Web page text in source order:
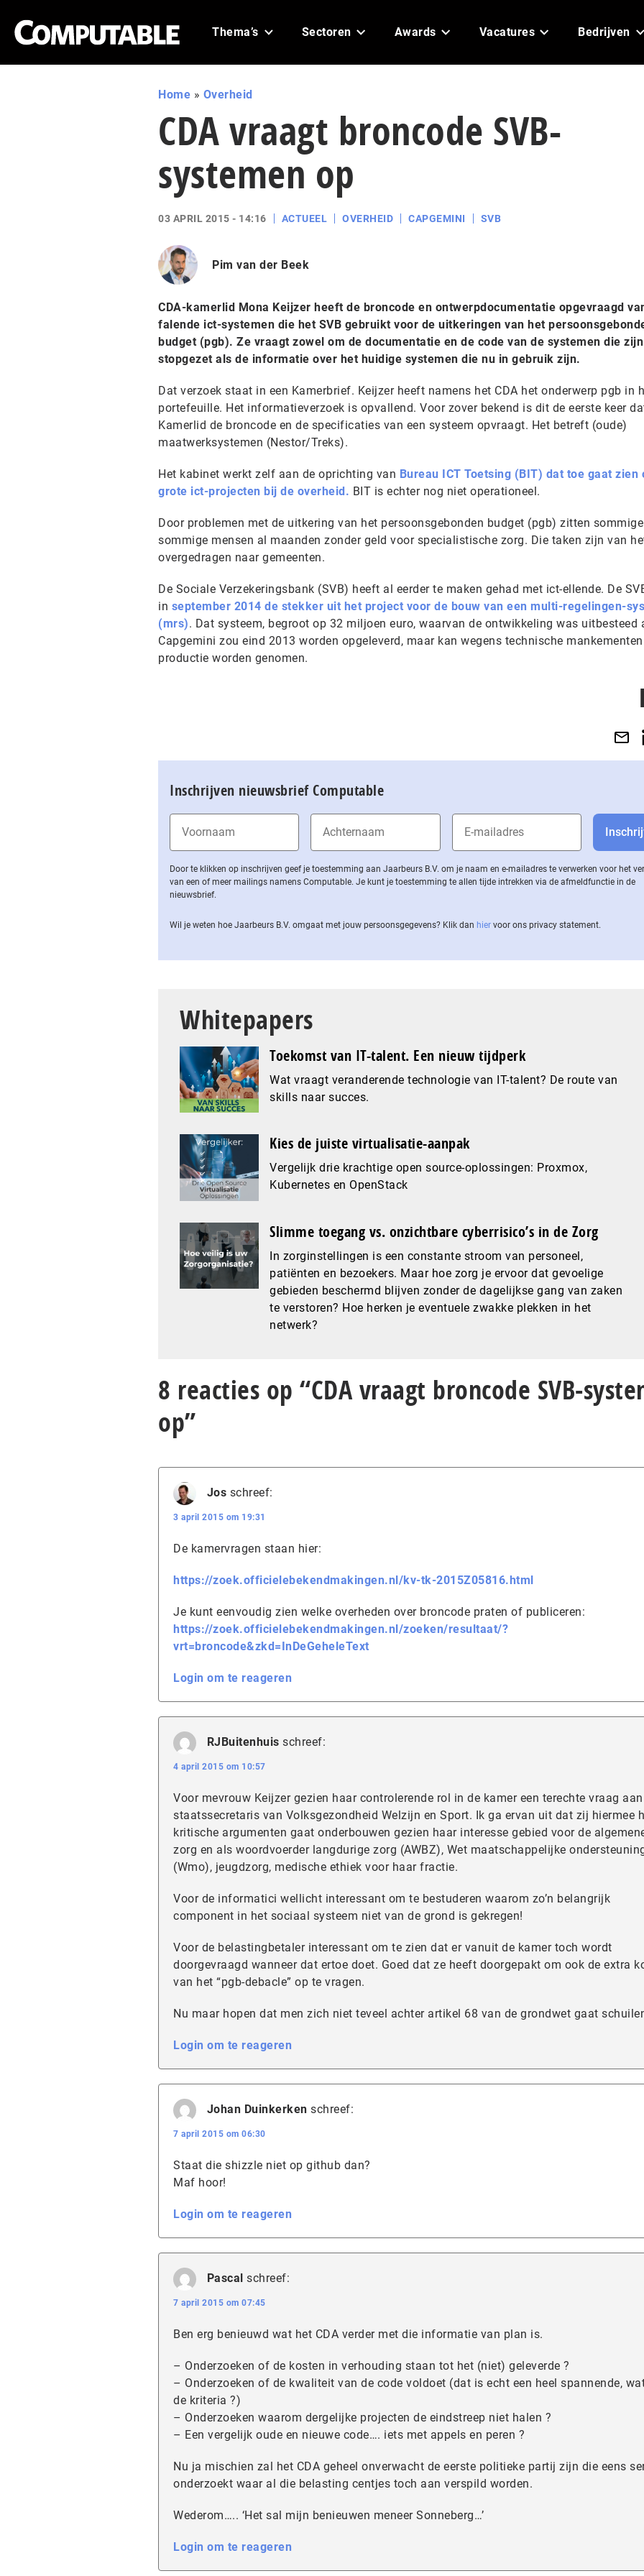
Thema’s Sectoren Awards Vacatures Bedrijven
Home » Overheid
CDA vraagt broncode SVB-
systemen op
03 APRIL 2015 - 14:16 ACTUEEL OVERHEID CAPGEMINI SVB
Pim van der Beek
CDA-kamerlid Mona Keijzer heeft de broncode en ontwerpdocumentatie opgevraagd
falende ict-systemen die het SVB gebruikt voor de uitkeringen van het
budget (pgb). Ze vraagt zowel om de documentatie en de code van de systemen die zijn
stopgezet als de informatie over het huidige systemen die nu in gebruik zijn.
Dat verzoek staat in een Kamerbrief. Keijzer heeft namens het CDA het onderwerp pgb in
portefeuille. Het informatieverzoek is opvallend. Voor zover bekend is dit de eerste keer
Kamerlid de broncode en de specificaties van een systeem opvraagt. Het betreft (oude)
maatwerksystemen (Nestor/Treks).
Het kabinet werkt zelf aan de oprichting van Bureau ICT Toetsing (BIT) dat toe gaat zien
grote ict-projecten bij de overheid. BIT is echter nog niet operationeel.
Door problemen met de uitkering van het persoonsgebonden budget (pgb) zitten sommige
sommige mensen al maanden zonder geld voor specialistische zorg. Die taken zijn van
overgedragen naar gemeenten.
De Sociale Verzekeringsbank (SVB) heeft al eerder te maken gehad met ict-ellende. De
in september 2014 de stekker uit het project voor de bouw van een multi-regelingen-
(mrs). Dat systeem, begroot op 32 miljoen euro, waarvan de ontwikkeling was uitbesteed
Capgemini zou eind 2013 worden opgeleverd, maar kan wegens technische
productie worden genomen.
Inschrijven nieuwsbrief Computable
Door te klikken op inschrijven geef je toestemming aan Jaarbeurs B.V. om je naam en e-mailadres te verwerken voor het
van een of meer mailings namens Computable. Je kunt je toestemming te allen tijde intrekken via de af­meld­func­tie in de
nieuwsbrief.
Wil je weten hoe Jaarbeurs B.V. omgaat met jouw per­soons­ge­ge­vens? Klik dan hier voor ons privacy statement.
Whitepapers
Toekomst van IT-talent. Een nieuw tijdperk
Wat vraagt veranderende technologie van IT-talent? De route van
skills naar succes.
Kies de juiste virtualisatie-aanpak
Vergelijk drie krachtige open source-oplossingen: Proxmox,
Kubernetes en OpenStack
Slimme toegang vs. onzichtbare cyberrisico’s in de Zorg
In zorginstellingen is een constante stroom van personeel,
patiënten en bezoekers. Maar hoe zorg je ervoor dat gevoelige
gebieden beschermd blijven zonder de dagelijkse gang van zaken
te verstoren? Hoe herken je eventuele zwakke plekken in het
netwerk?
8 reacties op “CDA vraagt broncode SVB-
op”
Jos schreef:
3 april 2015 om 19:31
De kamervragen staan hier:
https://zoek.officielebekendmakingen.nl/kv-tk-2015Z05816.html
Je kunt eenvoudig zien welke overheden over broncode praten of publiceren:
https://zoek.officielebekendmakingen.nl/zoeken/resultaat/?
vrt=broncode&zkd=InDeGeheleText
Login om te reageren
RJBuitenhuis schreef:
4 april 2015 om 10:57
Voor mevrouw Keijzer gezien haar controlerende rol in de kamer een terechte vraag
staatssecretaris van Volksgezondheid Welzijn en Sport. Ik ga ervan uit dat zij hiermee
kritische argumenten gaat onderbouwen gezien haar interesse gebied voor de
zorg en als woordvoerder langdurige zorg (AWBZ), Wet maatschappelijke
(Wmo), jeugdzorg, medische ethiek voor haar fractie.
Voor de informatici wellicht interessant om te bestuderen waarom zo’n belangrijk
component in het sociaal systeem niet van de grond is gekregen!
Voor de belastingbetaler interessant om te zien dat er vanuit de kamer toch wordt
doorgevraagd wanneer dat ertoe doet. Goed dat ze heeft doorgepakt om ook de extra
van het “pgb-debacle” op te vragen.
Nu maar hopen dat men zich niet teveel achter artikel 68 van de grondwet gaat
Login om te reageren
Johan Duinkerken schreef:
7 april 2015 om 06:30
Staat die shizzle niet op github dan?
Maf hoor!
Login om te reageren
Pascal schreef:
7 april 2015 om 07:45
Ben erg benieuwd wat het CDA verder met die informatie van plan is.
– Onderzoeken of de kosten in verhouding staan tot het (niet) geleverde ?
– Onderzoeken of de kwaliteit van de code voldoet (dat is echt een heel spannende,
de kriteria ?)
– Onderzoeken waarom dergelijke projecten de eindstreep niet halen ?
– Een vergelijk oude en nieuwe code…. iets met appels en peren ?
Nu ja mischien zal het CDA geheel onverwacht de eerste politieke partij zijn die eens
onderzoekt waar al die belasting centjes toch aan verspild worden.
Wederom….. ‘Het sal mijn benieuwen meneer Sonneberg…’
Login om te reageren